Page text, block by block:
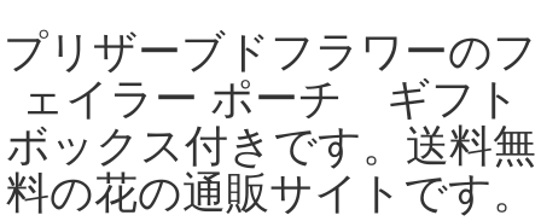
プリザーブドフラワーのフ
ェイラー ポーチ ギフト
ボックス付きです。送料無
料の花の通販サイトです。